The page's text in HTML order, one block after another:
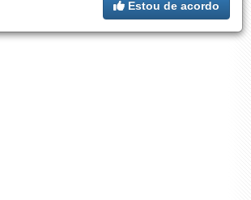
Estou de acordo